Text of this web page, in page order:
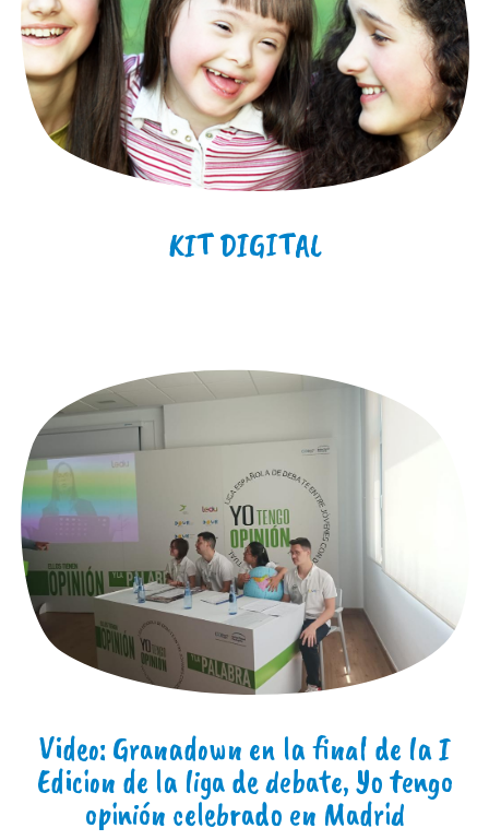
KIT DIGITAL
Video: Granadown en la final de la I
Edicion de la liga de debate, Yo tengo
opinión celebrado en Madrid